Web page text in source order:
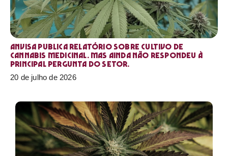
Anvisa publica relatório sobre cultivo de
Cannabis medicinal. Mas ainda não respondeu à
principal pergunta do setor.
20 de julho de 2026